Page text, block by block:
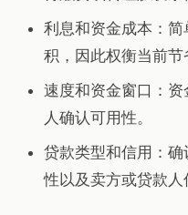
利息和资金成本：
积，因此权衡当前节
速度和资金窗口：
人确认可用性。
贷款类型和信用：
性以及卖方或贷款人